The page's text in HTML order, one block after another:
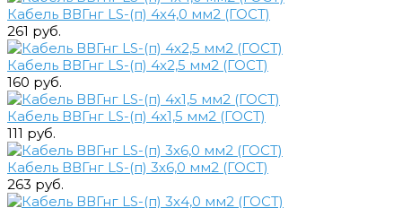
Кабель ВВГнг LS-(п) 4х4,0 мм2 (ГОСТ)
261 руб.
Кабель ВВГнг LS-(п) 4х2,5 мм2 (ГОСТ)
160 руб.
Кабель ВВГнг LS-(п) 4х1,5 мм2 (ГОСТ)
111 руб.
Кабель ВВГнг LS-(п) 3х6,0 мм2 (ГОСТ)
263 руб.